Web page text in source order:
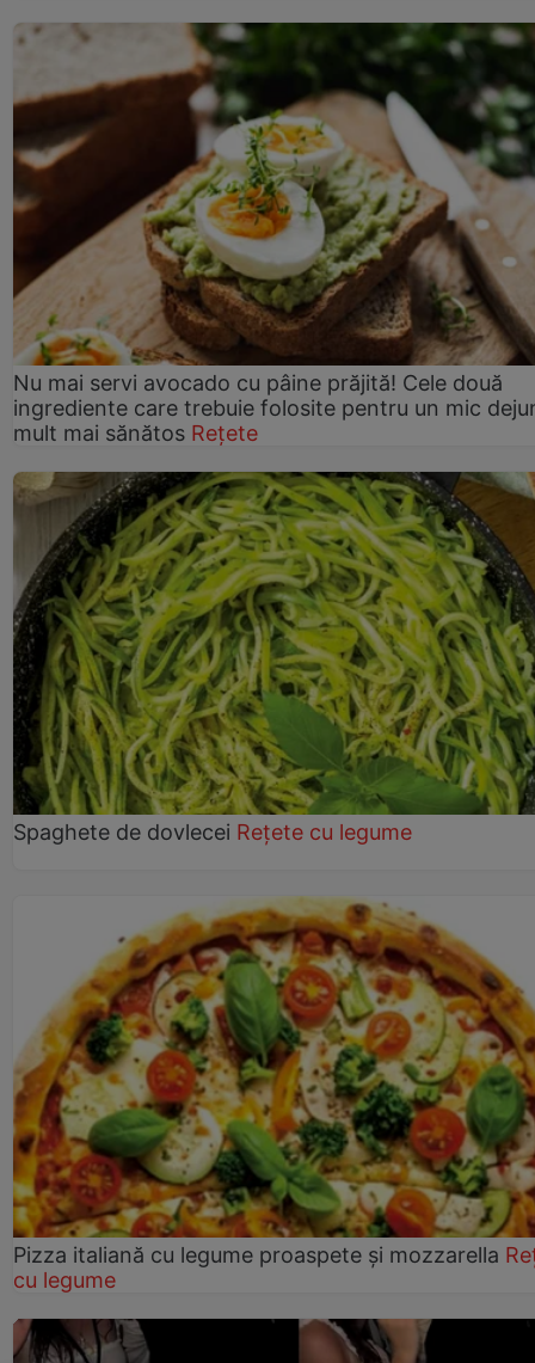
Nu mai servi avocado cu pâine prăjită! Cele două
ingrediente care trebuie folosite pentru un mic
mult mai sănătos Rețete
Spaghete de dovlecei Rețete cu legume
Pizza italiană cu legume proaspete și mozzarella
cu legume